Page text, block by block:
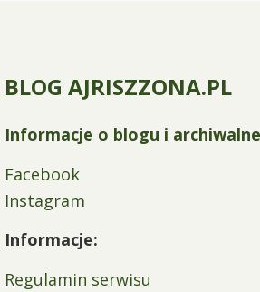
BLOG AJRISZZONA.PL
Informacje o blogu i
Facebook
Instagram
Informacje:
Regulamin serwisu